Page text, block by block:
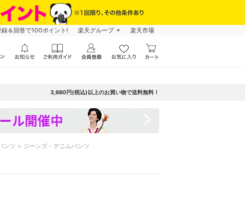
録＆回答で100ポイント! 楽天グループ 楽天市場
3,980円(税込)以上のお買い物で送料無料！
ンツ ジーンズ・デニムパンツ